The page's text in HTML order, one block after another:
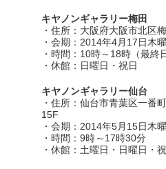
キヤノンギャラリー梅田
・住所：大阪府大阪市北区
・会期：2014年4月17日木
・時間：10時～18時（最終
・休館：日曜日・祝日
キヤノンギャラリー仙台
・住所：仙台市青葉区一番
15F
・会期：2014年5月15日木
・時間：9時～17時30分
・休館：土曜日・日曜日・